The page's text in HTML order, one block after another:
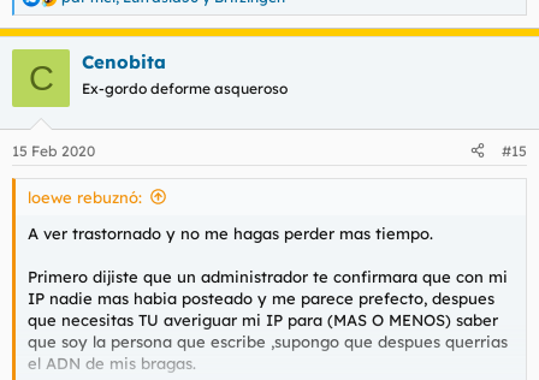
R
e
a
e
s
C Cenobita
Ex-gordo deforme asqueroso
15 Feb 2020 #15
loewe rebuznó:
A ver trastornado y no me hagas perder mas tiempo.
Primero dijiste que un administrador te confirmara que con mi
IP nadie mas habia posteado y me parece prefecto, despues
que necesitas TU averiguar mi IP para (MAS O MENOS) saber
que soy la persona que escribe ,supongo que despues querrias
el ADN de mis bragas.